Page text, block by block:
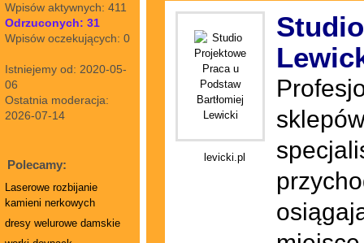
Wpisów aktywnych: 411
Odrzuconych: 31
Wpisów oczekujących: 0
Istniejemy od: 2020-05-
06
Ostatnia moderacja:
2026-07-14
Polecamy:
Laserowe rozbijanie
kamieni nerkowych
dresy welurowe damskie
levicki.pl